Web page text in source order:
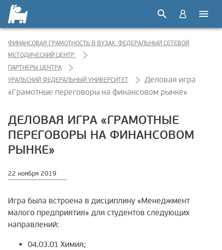
ФИНАНСОВАЯ ГРАМОТНОСТЬ В ВУЗАХ. ФЕДЕРАЛЬНЫЙ СЕТЕВОЙ
МЕТОДИЧЕСКИЙ ЦЕНТР.
ПАРТНЕРЫ ЦЕНТРА
УРАЛЬСКИЙ ФЕДЕРАЛЬНЫЙ УНИВЕРСИТЕТ
Деловая игра
«Грамотные переговоры на финансовом рынке»
ДЕЛОВАЯ ИГРА «ГРАМОТНЫЕ
ПЕРЕГОВОРЫ НА ФИНАНСОВОМ
РЫНКЕ»
22 ноября 2019
Игра была встроена в дисциплину «Менеджмент
малого предприятия» для студентов следующих
направлений:
04.03.01 Химия;